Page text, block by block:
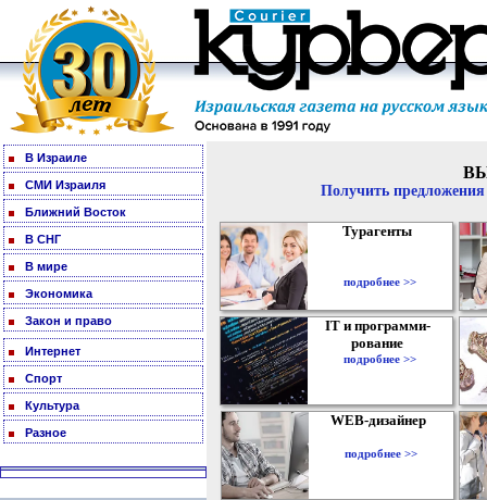
В Израиле
СМИ Израиля
Ближний Восток
В СНГ
В мире
Экономика
Закон и право
Интернет
Спорт
Культура
Разное
Получить
Турагенты
подробнее >>
IT и программи-
рование
подробнее >>
WEB-дизайнер
подробнее >>